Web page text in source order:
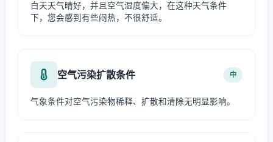
白天天气晴好，并且空气湿度偏大，在这种天气条件
下，您会感到有些闷热，不很舒适。
空气污染扩散条件 中
气象条件对空气污染物稀释、扩散和清除无明显影响。